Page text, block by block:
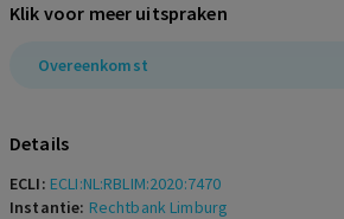
beschikken over een VOG
essentieel element is
arbeidsovereenkomst.
Loonvordering
Klik voor meer uitspraken
Overeenkomst
Details
ECLI: ECLI:NL:RBLIM:2020:7470
Instantie: Rechtbank Limburg